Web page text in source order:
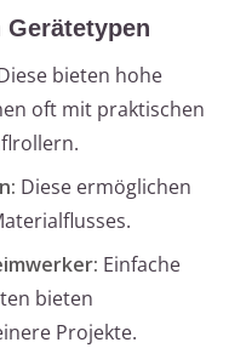
bieten hohe
oft mit praktischen
Diese ermöglichen
Einfache
bieten
Projekte.